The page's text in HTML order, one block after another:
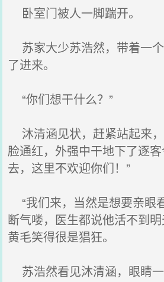
卧室门被人一脚踹开。
苏家大少苏浩然，带着一
了进来。
“你们想干什么？”
沐清涵见状，赶紧站起来
脸通红，外强中干地下了逐
去，这里不欢迎你们！”
“我们来，当然是想要亲眼
断气喽，医生都说他活不到
黄毛笑得很是猖狂。
苏浩然看见沐清涵，眼睛